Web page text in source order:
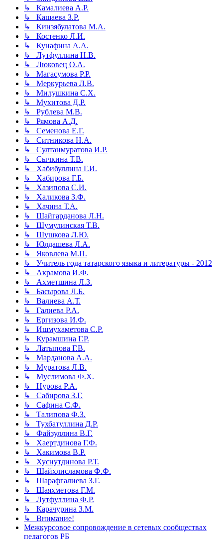
↳ Камалиева А.Р.
↳ Кашаева З.Р.
↳ Кинзябулатова М.А.
↳ Костенко Л.И.
↳ Кунафина А.А.
↳ Лутфуллина Н.В.
↳ Люковец О.А.
↳ Магасумова Р.Р.
↳ Меркурьева Л.В.
↳ Милушкина С.Х.
↳ Мухитова Д.Р.
↳ Рублева М.В.
↳ Рямова А.Д.
↳ Семенова Е.Г.
↳ Ситникова Н.А.
↳ Султанмуратова И.Р.
↳ Сычкина Т.В.
↳ Хабибуллина Г.И.
↳ Хабирова Г.Б.
↳ Хазипова С.И.
↳ Халикова З.Ф.
↳ Хачина Т.А.
↳ Шайгарданова Л.Н.
↳ Шумулинская Т.В.
↳ Шушкова Л.Ю.
↳ Юлдашева Л.А.
↳ Яковлева М.П.
↳ Учитель года татарского языка и литературы - 2012
↳ Акрамова И.Ф.
↳ Ахметшина Л.З.
↳ Басырова Л.Б.
↳ Валиева А.Т.
↳ Галиева Р.А.
↳ Ергизова И.Ф.
↳ Ишмухаметова С.Р.
↳ Курамшина Г.Р.
↳ Латыпова Г.В.
↳ Марданова А.А.
↳ Муратова Л.В.
↳ Муслимова Ф.Х.
↳ Нурова Р.А.
↳ Сабирова З.Г.
↳ Сафина С.Ф.
↳ Талипова Ф.З.
↳ Тухбатуллина Д.Р.
↳ Файзуллина В.Г.
↳ Хаертдинова Г.Ф.
↳ Хакимова В.Р.
↳ Хуснутдинова Р.Т.
↳ Шайхлисламова Ф.Ф.
↳ Шарафгалиева З.Г.
↳ Шаяхметова Г.М.
↳ Лутфуллина Ф.Р.
↳ Карачурина З.М.
↳ Внимание!
Межкурсовое сопровождение в сетевых сообществах
педагогов РБ